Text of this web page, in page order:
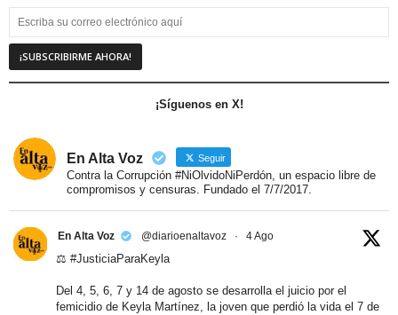
¡Síguenos en X!
En Alta Voz Seguir
Contra la Corrupción #NiOlvidoNiPerdón, un espacio libre de
compromisos y censuras. Fundado el 7/7/2017.
En Alta Voz @diarioenaltavoz · 4 Ago
⚖️ #JusticiaParaKeyla
Del 4, 5, 6, 7 y 14 de agosto se desarrolla el juicio por el
femicidio de Keyla Martínez, la joven que perdió la vida el 7 de